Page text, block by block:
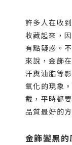
許多人在收
收藏起來，
有點疑惑。
來說，金飾
汗與油脂等
氧化的現象
戴，平時都
品質最好的方
金飾變黑的